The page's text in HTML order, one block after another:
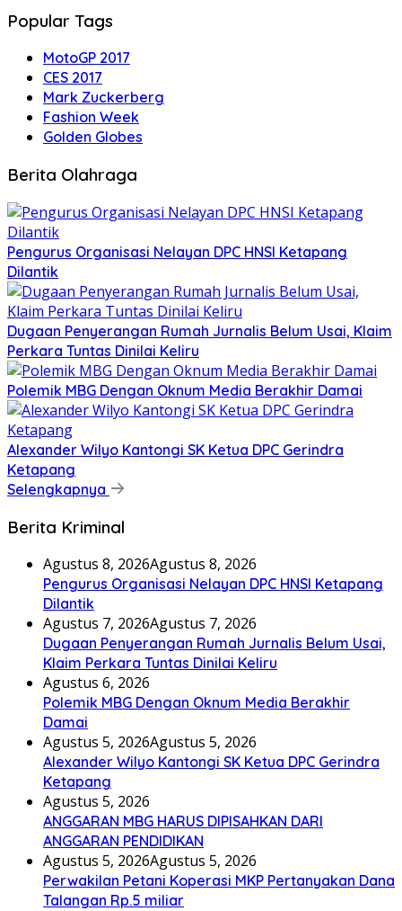
Popular Tags
MotoGP 2017
CES 2017
Mark Zuckerberg
Fashion Week
Golden Globes
Berita Olahraga
Pengurus Organisasi Nelayan DPC HNSI Ketapang
Dilantik
Dugaan Penyerangan Rumah Jurnalis Belum Usai, Klaim
Perkara Tuntas Dinilai Keliru
Polemik MBG Dengan Oknum Media Berakhir Damai
Alexander Wilyo Kantongi SK Ketua DPC Gerindra
Ketapang
Selengkapnya
Berita Kriminal
Agustus 8, 2026Agustus 8, 2026
Pengurus Organisasi Nelayan DPC HNSI Ketapang
Dilantik
Agustus 7, 2026Agustus 7, 2026
Dugaan Penyerangan Rumah Jurnalis Belum Usai,
Klaim Perkara Tuntas Dinilai Keliru
Agustus 6, 2026
Polemik MBG Dengan Oknum Media Berakhir
Damai
Agustus 5, 2026Agustus 5, 2026
Alexander Wilyo Kantongi SK Ketua DPC Gerindra
Ketapang
Agustus 5, 2026
ANGGARAN MBG HARUS DIPISAHKAN DARI
ANGGARAN PENDIDIKAN
Agustus 5, 2026Agustus 5, 2026
Perwakilan Petani Koperasi MKP Pertanyakan Dana
Talangan Rp.5 miliar